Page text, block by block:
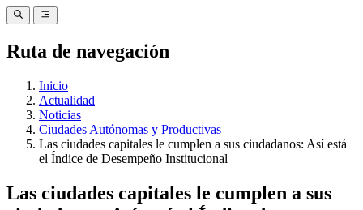
Ruta de navegación
Inicio
Actualidad
Noticias
Ciudades Autónomas y Productivas
Las ciudades capitales le cumplen a sus ciudadanos: Así está
el Índice de Desempeño Institucional
Las ciudades capitales le cumplen a sus